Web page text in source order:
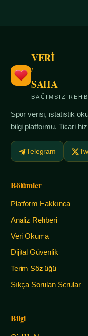
VERİ
/
SAHA
BAĞIMSIZ
Spor verisi, istatistik
bilgi platformu. Ticari
Telegram
Bölümler
Platform Hakkında
Analiz Rehberi
Veri Okuma
Dijital Güvenlik
Terim Sözlüğü
Sıkça Sorulan Sorular
Bilgi